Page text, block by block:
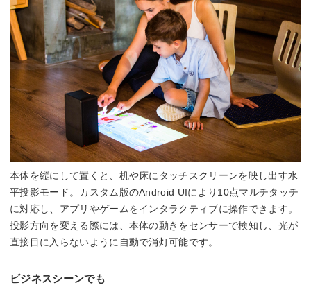
本体を縦にして置くと、机や床にタッチスクリーンを映し出す水
平投影モード。カスタム版のAndroid UIにより10点マルチタッチ
に対応し、アプリやゲームをインタラクティブに操作できます。
投影方向を変える際には、本体の動きをセンサーで検知し、光が
直接目に入らないように自動で消灯可能です。
ビジネスシーンでも